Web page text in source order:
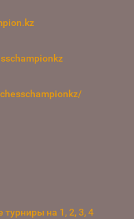
на 1, 2, 3, 4